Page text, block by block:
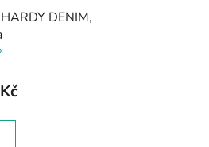
DENIM,